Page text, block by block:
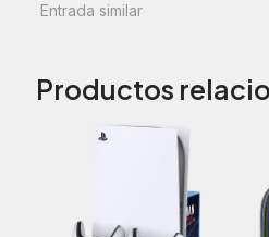
Entrada similar
Productos